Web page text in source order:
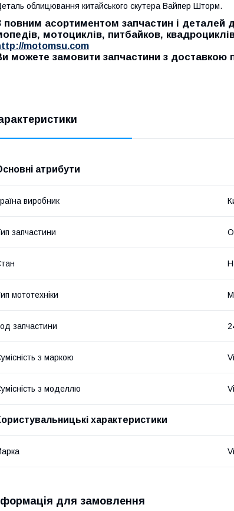
облицювання китайського скутера Вайпер Шторм.
повним асортиментом запчастин і деталей
мотоциклів, питбайков,
motomsu.com
можете замовити запчастини з доставкою
атрибути
виробник
запчастини
мототехніки
запчастини
з маркою
з моделлю
характеристики
для замовлення